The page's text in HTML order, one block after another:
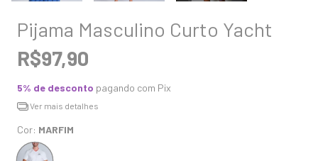
Pijama Masculino Curto Yacht
R$97,90
5% de desconto pagando com Pix
Ver mais detalhes
Cor: MARFIM